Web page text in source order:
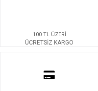
100 TL ÜZERİ
ÜCRETSİZ KARGO